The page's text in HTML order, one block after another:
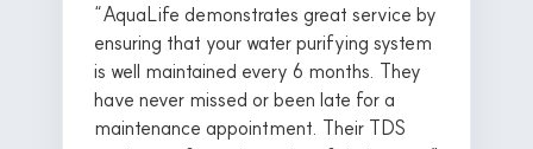
“AquaLife demonstrates great service by
ensuring that your water purifying system
is well maintained every 6 months. They
have never missed or been late for a
maintenance appointment. Their TDS